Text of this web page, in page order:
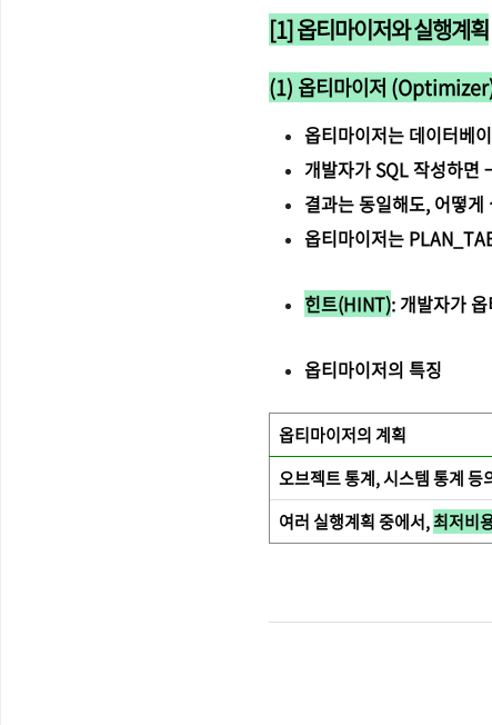
[1] 옵티마이저와 실행계획
(1) 옵티마이저
옵티마이저는 데이터베
개발자가 SQL 작성하
결과는 동일해도, 어떻
옵티마이저는
힌트(HINT): 개발자가
옵티마이저의 특징
옵티마이저의 계획
오브젝트 통계, 시스템 통계
여러 실행계획 중에서,최저비